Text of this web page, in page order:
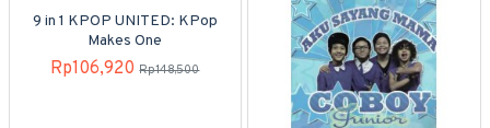
9 in 1 KPOP UNITED: KPop
Makes One
Rp106,920 Rp148,500